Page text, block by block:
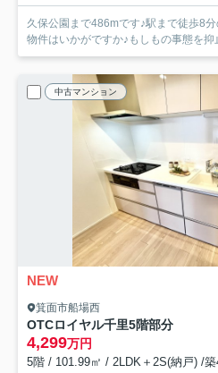
久保公園まで486mです♪駅まで徒歩8
物件はいかがですか♪もしもの事態を抑
中古マンション
NEW
箕面市船場西
OTCロイヤル千里5階部分
4,299万円
5階 / 101.99㎡ / 2LDK＋2S(納戸) /